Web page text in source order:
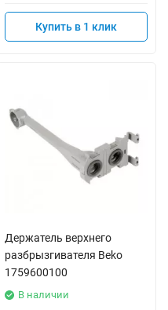
Купить в 1 клик
Держатель верхнего
разбрызгивателя Beko
1759600100
В наличии